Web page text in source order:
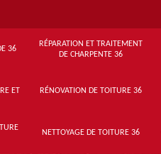
36
RÉPARATION ET TRAITEMENT
DE CHARPENTE 36
ET
RÉNOVATION DE TOITURE 36
NETTOYAGE DE TOITURE 36